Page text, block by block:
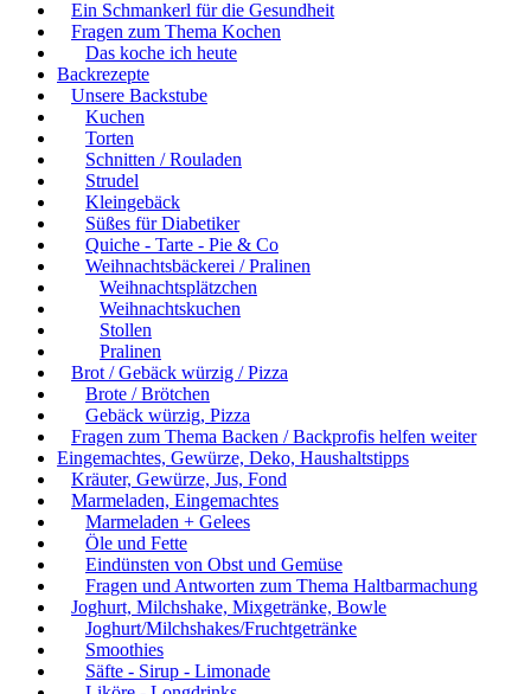
Ein Schmankerl für die Gesundheit
Fragen zum Thema Kochen
Das koche ich heute
Backrezepte
Unsere Backstube
Kuchen
Torten
Schnitten / Rouladen
Strudel
Kleingebäck
Süßes für Diabetiker
Quiche - Tarte - Pie & Co
Weihnachtsbäckerei / Pralinen
Weihnachtsplätzchen
Weihnachtskuchen
Stollen
Pralinen
Brot / Gebäck würzig / Pizza
Brote / Brötchen
Gebäck würzig, Pizza
Fragen zum Thema Backen / Backprofis helfen weiter
Eingemachtes, Gewürze, Deko, Haushaltstipps
Kräuter, Gewürze, Jus, Fond
Marmeladen, Eingemachtes
Marmeladen + Gelees
Öle und Fette
Eindünsten von Obst und Gemüse
Fragen und Antworten zum Thema Haltbarmachung
Joghurt, Milchshake, Mixgetränke, Bowle
Joghurt/Milchshakes/Fruchtgetränke
Smoothies
Säfte - Sirup - Limonade